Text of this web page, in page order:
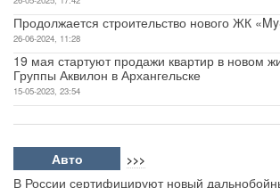
Продолжается строительство нового ЖК
26-06-2024, 11:28
19 мая стартуют продажи квартир в новом
Группы Аквилон в Архангельске
15-05-2023, 23:54
Авто >>>
В России сертифицируют новый